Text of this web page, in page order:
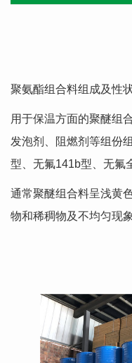
聚氨酯组合料组成及性
用于保温方面的聚醚组
发泡剂、阻燃剂等组份
型、无氟141b型、无氟
通常聚醚组合料呈浅黄
物和稀稠物及不均匀现